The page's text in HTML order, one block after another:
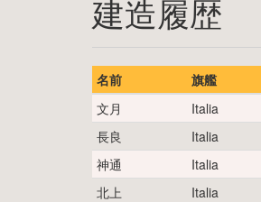
建造履歴
名前 旗艦
文月
Italia
長良
Italia
神通
Italia
北上
Italia